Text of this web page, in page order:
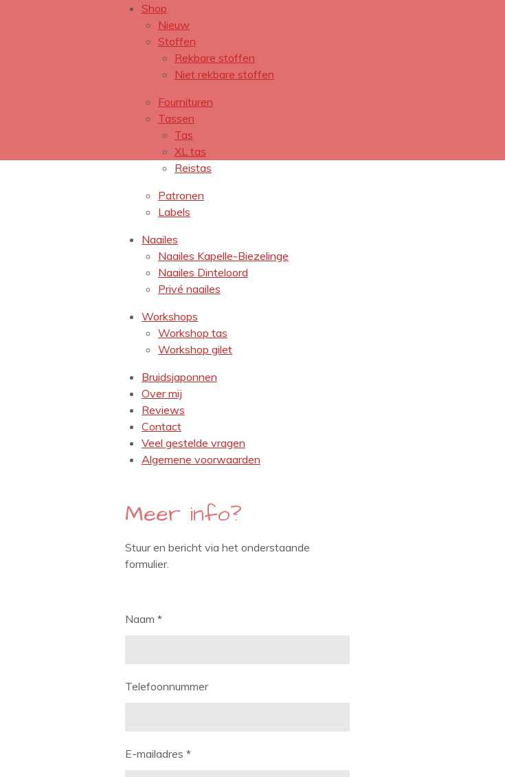
Shop
Nieuw
Stoffen
Rekbare stoffen
Niet rekbare stoffen
Fournituren
Tassen
Tas
XL tas
Reistas
Patronen
Labels
Naailes
Naailes Kapelle-Biezelinge
Naailes Dinteloord
Privé naailes
Workshops
Workshop tas
Workshop gilet
Bruidsjaponnen
Over mij
Reviews
Contact
Veel gestelde vragen
Algemene voorwaarden
Meer info?
Stuur en bericht via het onderstaande
formulier.
Naam *
Telefoonnummer
E-mailadres *